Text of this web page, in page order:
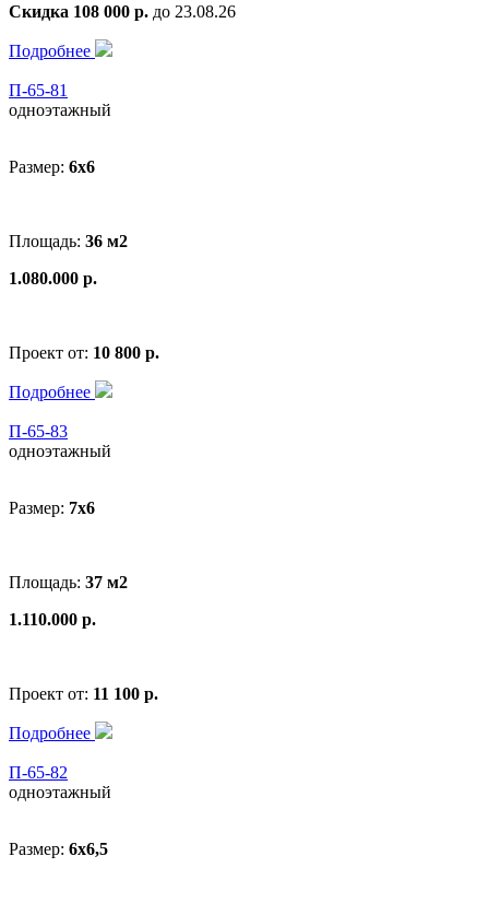
Скидка 108 000 р. до 23.08.26
Подробнее
П-65-81
одноэтажный
Размер: 6x6
Площадь: 36 м2
1.080.000 р.
Проект от: 10 800 р.
Подробнее
П-65-83
одноэтажный
Размер: 7x6
Площадь: 37 м2
1.110.000 р.
Проект от: 11 100 р.
Подробнее
П-65-82
одноэтажный
Размер: 6x6,5